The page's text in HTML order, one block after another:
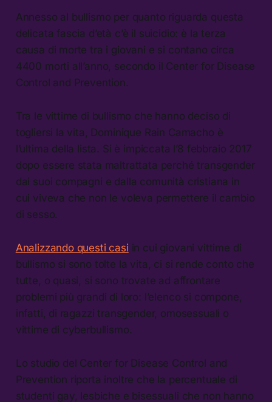
Annesso al bullismo per quanto riguarda questa
delicata fascia d’età c’è il suicidio: è la terza
causa di morte tra i giovani e si contano circa
4400 morti all’anno, secondo il Center for Disease
Control and Prevention.
Tra le vittime di bullismo che hanno deciso di
togliersi la vita, Dominique Rain Camacho è
l’ultima della lista. Si è impiccata l’8 febbraio 2017
dopo essere stata maltrattata perché transgender
dai suoi compagni e dalla comunità cristiana in
cui viveva che non le voleva permettere il cambio
di sesso.
Analizzando questi casi in cui giovani vittime di
bullismo si sono tolte la vita, ci si rende conto che
tutte, o quasi, si sono trovate ad affrontare
problemi più grandi di loro: l’elenco si compone,
infatti, di ragazzi transgender, omosessuali o
vittime di cyberbullismo.
Lo studio del Center for Disease Control and
Prevention riporta inoltre che la percentuale di
studenti gay, lesbiche e bisessuali che non hanno